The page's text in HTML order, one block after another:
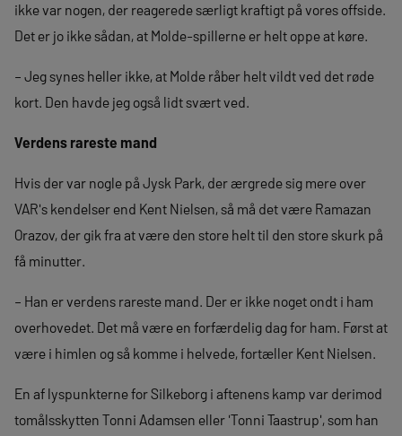
ikke var nogen, der reagerede særligt kraftigt på vores offside.
Det er jo ikke sådan, at Molde-spillerne er helt oppe at køre.
– Jeg synes heller ikke, at Molde råber helt vildt ved det røde
kort. Den havde jeg også lidt svært ved.
Verdens rareste mand
Hvis der var nogle på Jysk Park, der ærgrede sig mere over
VAR's kendelser end Kent Nielsen, så må det være Ramazan
Orazov, der gik fra at være den store helt til den store skurk på
få minutter.
– Han er verdens rareste mand. Der er ikke noget ondt i ham
overhovedet. Det må være en forfærdelig dag for ham. Først at
være i himlen og så komme i helvede, fortæller Kent Nielsen.
En af lyspunkterne for Silkeborg i aftenens kamp var derimod
tomålsskytten Tonni Adamsen eller 'Tonni Taastrup', som han